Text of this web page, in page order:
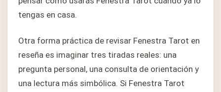
tengas en casa.
Otra forma práctica de revisar Fenestra Tarot en
reseña es imaginar tres tiradas reales: una
pregunta personal, una consulta de orientación y
una lectura más simbólica. Si Fenestra Tarot